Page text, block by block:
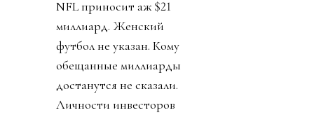
NFL приносит аж $21
миллиард. Женский
футбол не указан. Кому
обещанные миллиарды
достанутся не сказали.
Личности инвесторов